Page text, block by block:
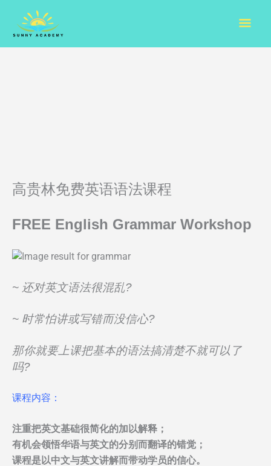
content
高贵林免费英语语法课程
FREE English Grammar Workshop
~ 还对英文语法很混乱?
~ 时常怕讲或写错而没信心?
那你就要上课把基本的语法搞清楚不就可以了
吗?
课程内容：
注重把英文基础很简化的加以解释；
有机会领悟华语与英文的分别而翻译的错觉；
课程是以中文与英文讲解而带动学员的信心。